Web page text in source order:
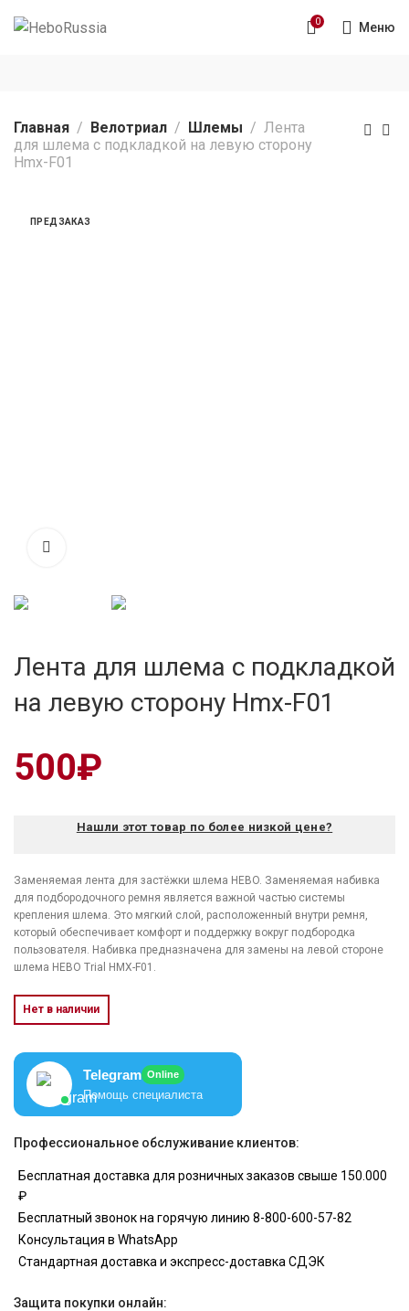
0 Меню
Главная Велотриал Шлемы
Лента
для шлема с подкладкой на левую сторону
Hmx-F01
ПРЕДЗАКАЗ
Лента для шлема с подкладкой
на левую сторону Hmx-F01
500₽
Нашли этот товар по более низкой цене?
Заменяемая лента для застёжки шлема HEBO. Заменяемая набивка
для подбородочного ремня является важной частью системы
крепления шлема. Это мягкий слой, расположенный внутри ремня,
который обеспечивает комфорт и поддержку вокруг подбородка
пользователя. Набивка предназначена для замены на левой стороне
шлема HEBO Trial HMX-F01.
Нет в наличии
Telegram Online
Помощь специалиста
Профессиональное обслуживание клиентов:
Бесплатная доставка для розничных заказов свыше 150.000
₽
Бесплатный звонок на горячую линию 8-800-600-57-82
Консультация в WhatsApp
Стандартная доставка и экспресс-доставка СДЭК
Защита покупки онлайн: